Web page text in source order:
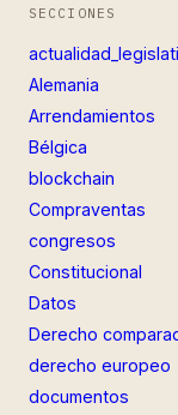
SECCIONES
Alemania
Arrendamientos
Bélgica
blockchain
Compraventas
congresos
Constitucional
Datos
Derecho
derecho europeo
documentos